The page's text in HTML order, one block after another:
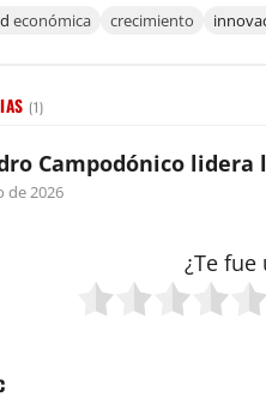
económica crecimiento
(1)
Campodónico lidera
de 2026
¿Te fue